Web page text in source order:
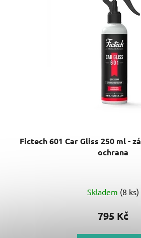
Fictech 601 Car Gliss 250 ml -
ochrana
Skladem (8 ks)
795 Kč